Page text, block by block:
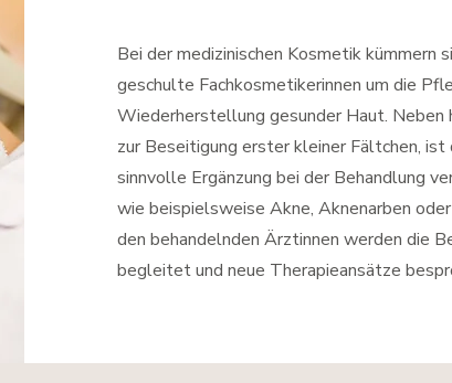
Bei der medizinischen Kosmetik kümmern
geschulte Fachkosmetikerinnen um die
Wiederherstellung gesunder Haut. Neben
zur Beseitigung erster kleiner Fältchen, ist
sinnvolle Ergänzung bei der Behandlung
wie beispielsweise Akne, Aknenarben
den behandelnden Ärztinnen werden die
begleitet und neue Therapieansätze